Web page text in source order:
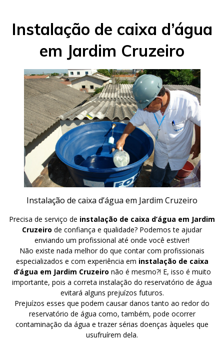
Instalação de caixa d’água
em Jardim Cruzeiro
Instalação de caixa d’água em Jardim Cruzeiro
Precisa de serviço de instalação de caixa d’água em Jardim
Cruzeiro de confiança e qualidade? Podemos te ajudar
enviando um profissional até onde você estiver!
Não existe nada melhor do que contar com profissionais
especializados e com experiência em instalação de caixa
d’água em Jardim Cruzeiro não é mesmo?! E, isso é muito
importante, pois a correta instalação do reservatório de água
evitará alguns prejuízos futuros.
Prejuízos esses que podem causar danos tanto ao redor do
reservatório de água como, também, pode ocorrer
contaminação da água e trazer sérias doenças àqueles que
usufruírem dela.